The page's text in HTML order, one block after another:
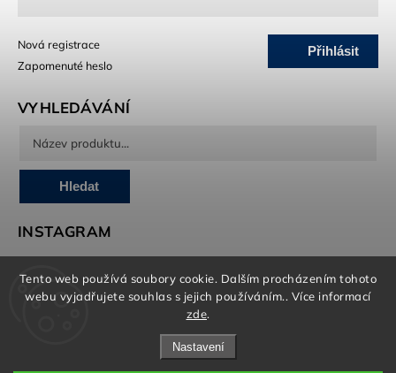
Tento web používá soubory cookie. Dalším procházením tohoto
webu vyjadřujete souhlas s jejich používáním.. Více informací
zde.
Nastavení
Přihlásit
Nová registrace
Zapomenuté heslo
VYHLEDÁVÁNÍ
Hledat
INSTAGRAM
O marketing, e-shop a grafiku se stará Brandedguys.com